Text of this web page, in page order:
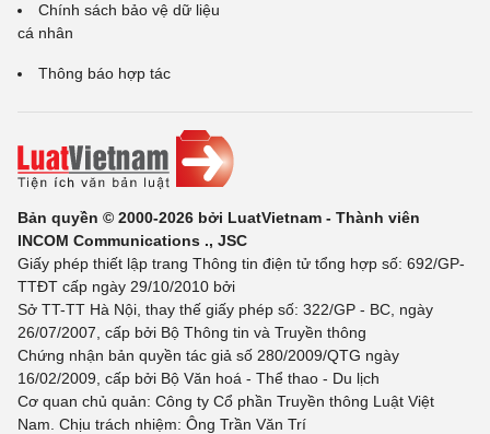
Chính sách bảo vệ dữ liệu
cá nhân
Thông báo hợp tác
Bản quyền © 2000-2026 bởi LuatVietnam - Thành viên
INCOM Communications ., JSC
Giấy phép thiết lập trang Thông tin điện tử tổng hợp số: 692/GP-
TTĐT cấp ngày 29/10/2010 bởi
Sở TT-TT Hà Nội, thay thế giấy phép số: 322/GP - BC, ngày
26/07/2007, cấp bởi Bộ Thông tin và Truyền thông
Chứng nhận bản quyền tác giả số 280/2009/QTG ngày
16/02/2009, cấp bởi Bộ Văn hoá - Thể thao - Du lịch
Cơ quan chủ quản: Công ty Cổ phần Truyền thông Luật Việt
Nam. Chịu trách nhiệm: Ông Trần Văn Trí